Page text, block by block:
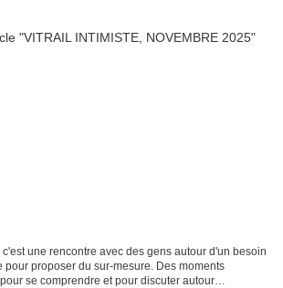
une rencontre avec des gens autour d'un besoin
pour proposer du sur-mesure. Des moments
se comprendre et pour discuter autour